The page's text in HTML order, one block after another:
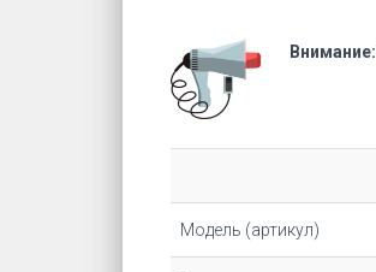
Внимание:
Модель (артикул)